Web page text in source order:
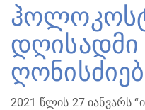
2021 წლის 27 იანვარს